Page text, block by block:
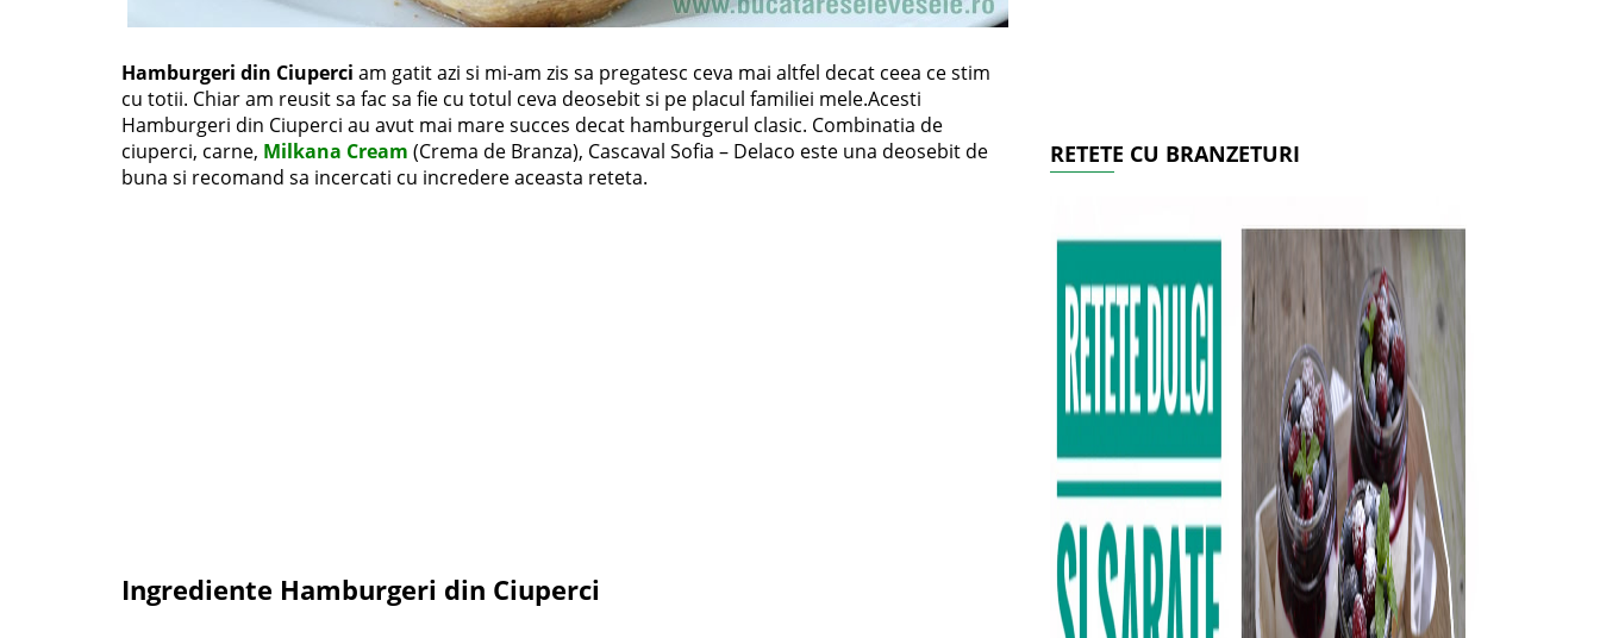
Hamburgeri din Ciuperci am gatit azi si mi-am zis sa pregatesc ceva mai altfel decat ceea ce stim
cu totii. Chiar am reusit sa fac sa fie cu totul ceva deosebit si pe placul familiei mele.Acesti
Hamburgeri din Ciuperci au avut mai mare succes decat hamburgerul clasic. Combinatia de
ciuperci, carne, Milkana Cream (Crema de Branza), Cascaval Sofia – Delaco este una deosebit de
buna si recomand sa incercati cu incredere aceasta reteta.
Ingrediente Hamburgeri din Ciuperci
RETETE CU BRANZETURI